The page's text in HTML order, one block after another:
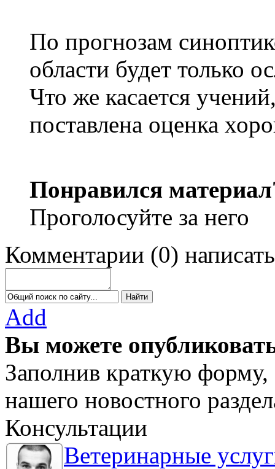
По прогнозам
области будет только
Что же касается
поставлена оценка
Понравился
Проголосуйте за него
Комментарии (0) написать
Add
Вы можете
Заполнив краткую
нашего новостного
Консультации
Ветеринарные